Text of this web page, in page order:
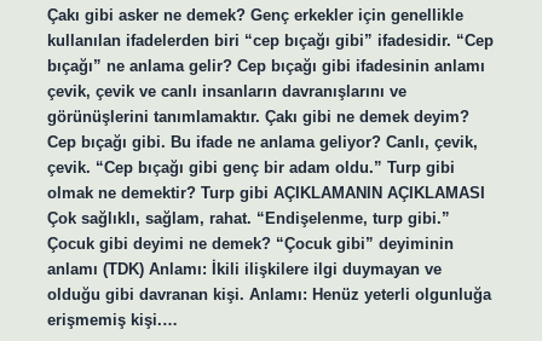
Çakı gibi asker ne demek? Genç erkekler için genellikle
kullanılan ifadelerden biri “cep bıçağı gibi” ifadesidir. “Cep
bıçağı” ne anlama gelir? Cep bıçağı gibi ifadesinin anlamı
çevik, çevik ve canlı insanların davranışlarını ve
görünüşlerini tanımlamaktır. Çakı gibi ne demek deyim?
Cep bıçağı gibi. Bu ifade ne anlama geliyor? Canlı, çevik,
çevik. “Cep bıçağı gibi genç bir adam oldu.” Turp gibi
olmak ne demektir? Turp gibi AÇIKLAMANIN AÇIKLAMASI
Çok sağlıklı, sağlam, rahat. “Endişelenme, turp gibi.”
Çocuk gibi deyimi ne demek? “Çocuk gibi” deyiminin
anlamı (TDK) Anlamı: İkili ilişkilere ilgi duymayan ve
olduğu gibi davranan kişi. Anlamı: Henüz yeterli olgunluğa
erişmemiş kişi.…